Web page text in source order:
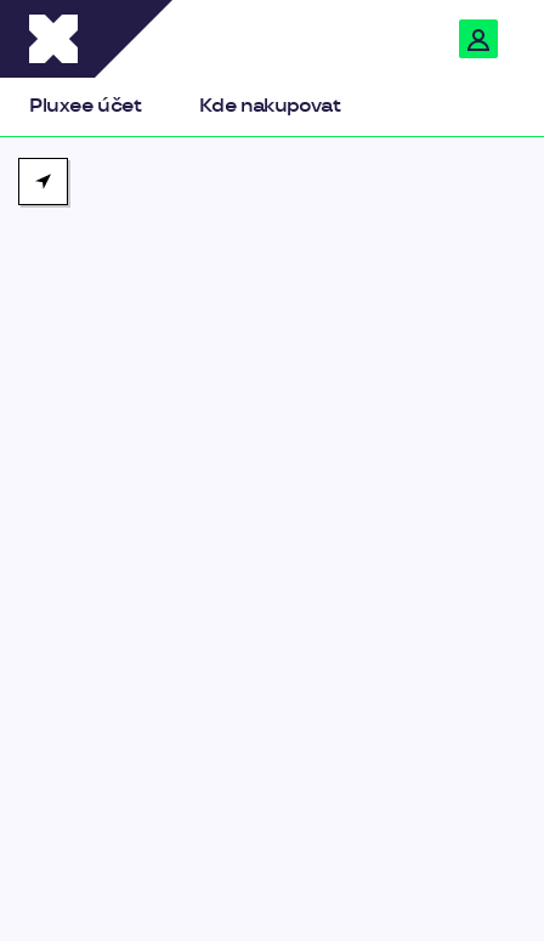
Pluxee účet Kde nakupovat